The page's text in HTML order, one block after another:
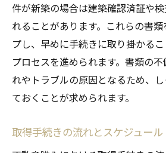
件が新築の場合は建築確認済証や
れることがあります。これらの書
プし、早めに手続きに取り掛かる
プロセスを進められます。書類の
れやトラブルの原因となるため、
ておくことが求められます。
取得手続きの流れとスケジュール